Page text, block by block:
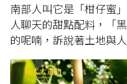
南部人叫它是「柑仔蜜
人聊天的甜點配料，「
的呢喃，訴說著土地與